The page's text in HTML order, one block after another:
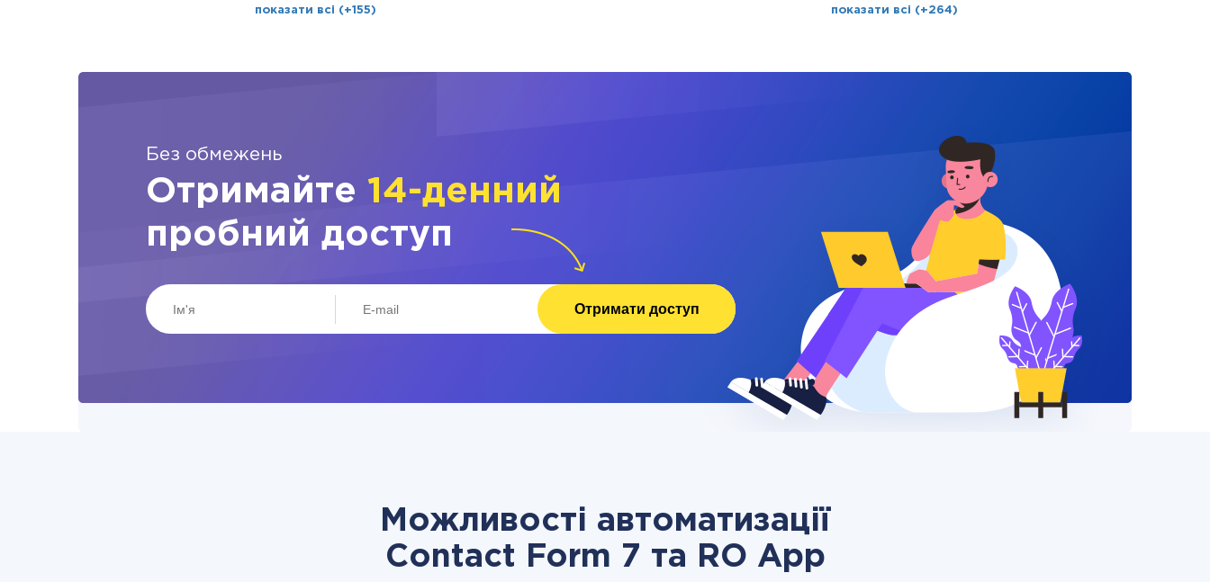
показати всі (+155) показати всі (+264)
Без обмежень
Отримайте 14-денний
пробний доступ
Отримати доступ
Можливості автоматизації
Contact Form 7 та RO App